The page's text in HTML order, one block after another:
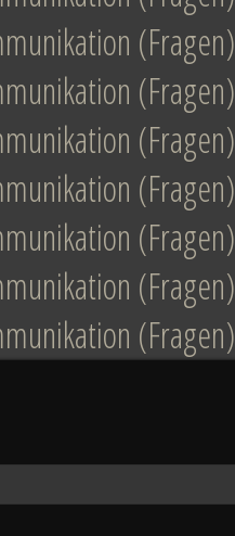
(Fragen)
(Fragen)
(Fragen)
(Fragen)
(Fragen)
(Fragen)
(Fragen)